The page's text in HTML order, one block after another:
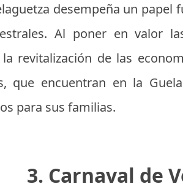
desempeña un
Al poner en valor
revitalización de las
que encuentran en la
para sus familias.
3. Carnaval de